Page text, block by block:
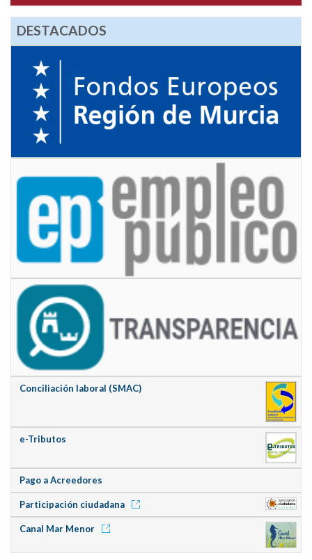
DESTACADOS
Conciliación laboral (SMAC)
e-Tributos
Pago a Acreedores
Participación ciudadana
Canal Mar Menor